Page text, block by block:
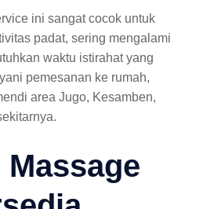
ini sangat cocok untuk
padat, sering mengalami
waktu istirahat yang
pemesanan ke rumah,
area Jugo, Kesamben,